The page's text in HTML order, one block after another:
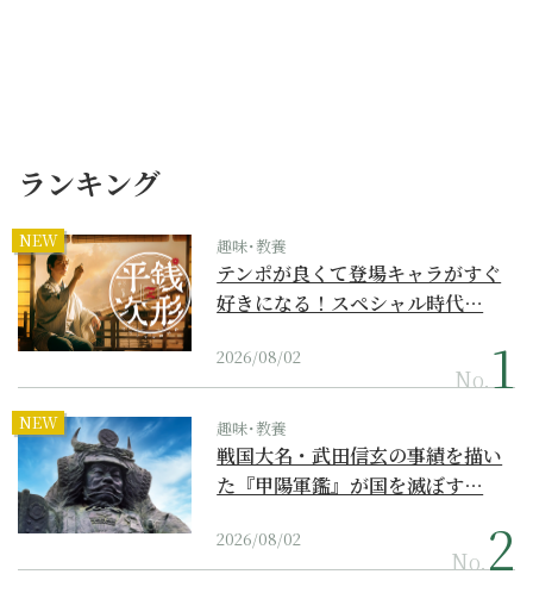
ランキング
NEW 趣味･教養
テンポが良くて登場キャラがすぐ
好きになる！スペシャル時代…
2026/08/02
No.
NEW 趣味･教養
戦国大名・武田信玄の事績を描い
た『甲陽軍鑑』が国を滅ぼす…
2026/08/02
No.